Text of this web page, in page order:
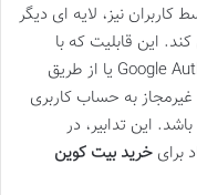
کاربران نیز، لایه ای دیگر
این قابلیت که با
استفاده از اپلیکیشن هایی مانند Google Authenticator یا از طریق
به حساب کاربری
این تدابیر، در
برای خرید بیت کوین